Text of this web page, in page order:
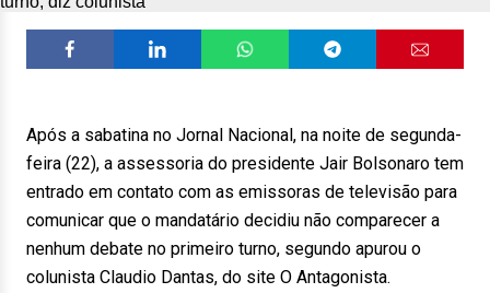
Após a sabatina no Jornal Nacional, na noite de segunda-
feira (22), a assessoria do presidente Jair Bolsonaro tem
entrado em contato com as emissoras de televisão para
comunicar que o mandatário decidiu não comparecer a
nenhum debate no primeiro turno, segundo apurou o
colunista Claudio Dantas, do site O Antagonista.